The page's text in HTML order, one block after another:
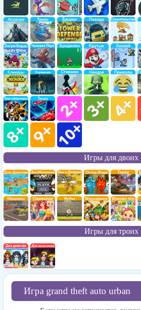
Игры для двоих
Игры для троих
Игра grand theft auto urban